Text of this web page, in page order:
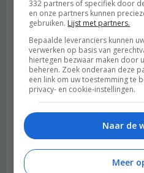
Klinkt lekker! Ik ga deze een
ochtends sport is het nooit
banaan, makkelijk, helpt in de
komen en het zijn snelle maar
echt perfect zodat ik niet op lege
Beantwoorden
schreef:
2017 OM
Zelf ben ik niet echt zoon mega
332 partners of specifiek door
en onze partners kunnen
gebruiken. Lijst met partners.
Bepaalde leveranciers kunnen
verwerken op basis van
hiertegen bezwaar maken door
beheren. Zoek onderaan deze
een link om uw toestemming te
privacy- en cookie-instellingen.
Naar de
Meer